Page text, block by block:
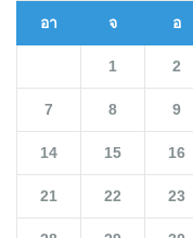
อา จ อ
1 2
7 8 9
14 15 16
21 22 23